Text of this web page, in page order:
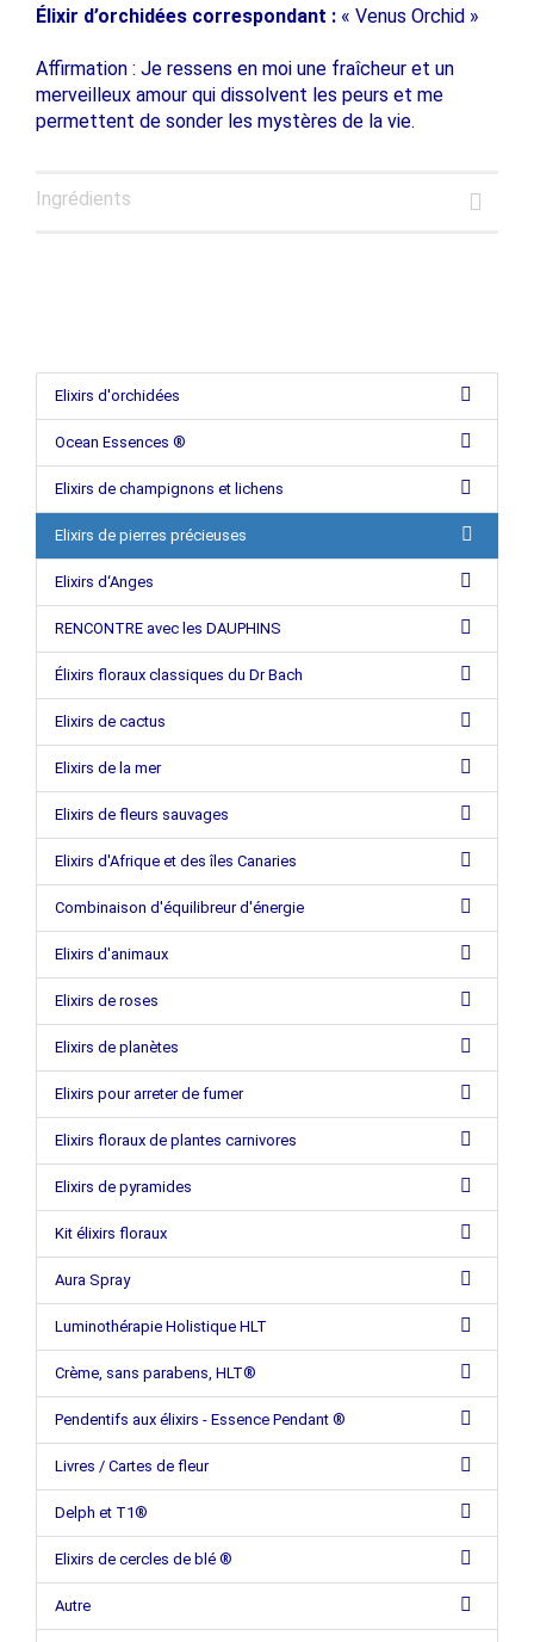
Élixir d’orchidées correspondant : « Venus Orchid »
Affirmation : Je ressens en moi une fraîcheur et un
merveilleux amour qui dissolvent les peurs et me
permettent de sonder les mystères de la vie.
Ingrédients
Elixirs d'orchidées
Ocean Essences ®
Elixirs de champignons et lichens
Elixirs de pierres précieuses
Elixirs d‘Anges
RENCONTRE avec les DAUPHINS
Élixirs floraux classiques du Dr Bach
Elixirs de cactus
Elixirs de la mer
Elixirs de fleurs sauvages
Elixirs d'Afrique et des îles Canaries
Combinaison d'équilibreur d'énergie
Elixirs d'animaux
Elixirs de roses
Elixirs de planètes
Elixirs pour arreter de fumer
Elixirs floraux de plantes carnivores
Elixirs de pyramides
Kit élixirs floraux
Aura Spray
Luminothérapie Holistique HLT
Crème, sans parabens, HLT®
Pendentifs aux élixirs - Essence Pendant ®
Livres / Cartes de fleur
Delph et T1®
Elixirs de cercles de blé ®
Autre